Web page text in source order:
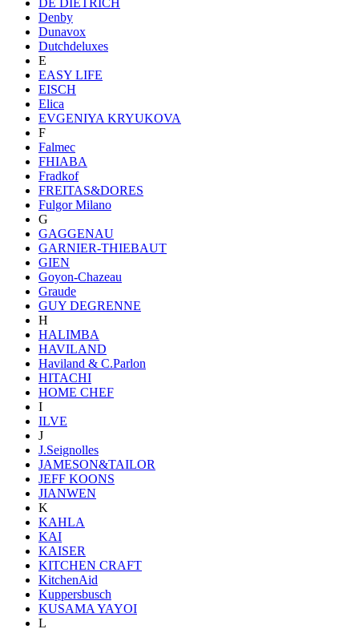
Denby
Dunavox
Dutchdeluxes
E
EASY LIFE
EISCH
Elica
EVGENIYA KRYUKOVA
F
Falmec
FHIABA
Fradkof
FREITAS&DORES
Fulgor Milano
G
GAGGENAU
GARNIER-THIEBAUT
GIEN
Goyon-Chazeau
Graude
GUY DEGRENNE
H
HALIMBA
HAVILAND
Haviland & C.Parlon
HITACHI
HOME CHEF
I
ILVE
J
J.Seignolles
JAMESON&TAILOR
JEFF KOONS
JIANWEN
K
KAHLA
KAI
KAISER
KITCHEN CRAFT
KitchenAid
Kuppersbusch
KUSAMA YAYOI
L